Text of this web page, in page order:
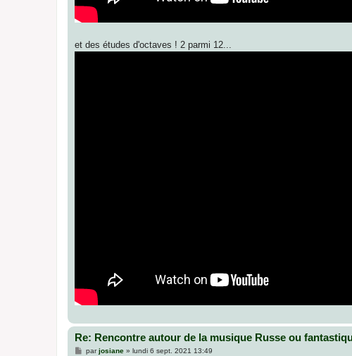
et des études d'octaves ! 2 parmi 12...
Re: Rencontre autour de la musique Russe ou
Mparjosiane» lundi 6 sept. 2021 13:49